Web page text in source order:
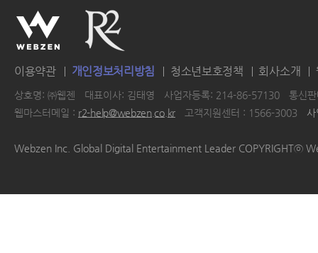
이용약관 개인정보처리방침 청소년보호정책 회사소개
상호명: ㈜웹젠 대표이사: 김태영 사업자등록: 214-86-57130
통신
웹마스터메일 : r2-help@webzen.co.kr 고객지원센터 : 1566-3003
Webzen Inc. Global Digital Entertainment Leader COPYRIGHTⓒ